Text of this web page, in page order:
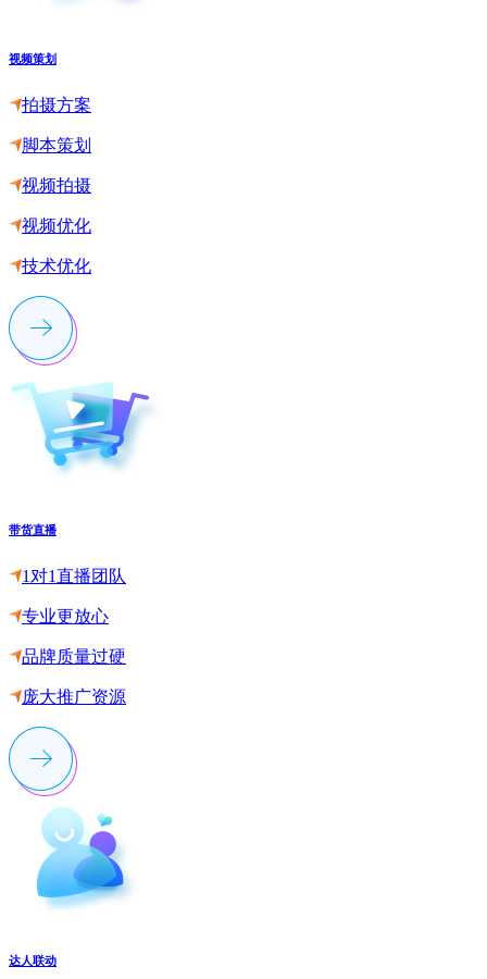
视频策划
拍摄方案
脚本策划
视频拍摄
视频优化
技术优化
带货直播
1对1直播团队
专业更放心
品牌质量过硬
庞大推广资源
达人联动